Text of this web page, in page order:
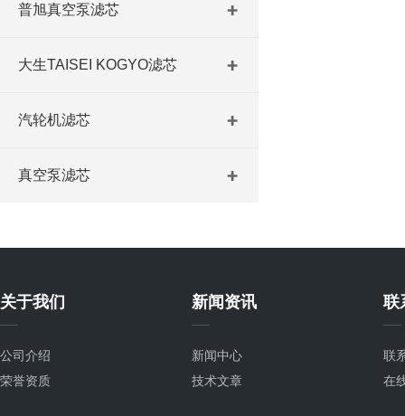
普旭真空泵滤芯
大生TAISEI KOGYO滤芯
汽轮机滤芯
真空泵滤芯
关于我们
公司介绍
荣誉资质
新闻资讯
新闻中心
技术文章
联
联
在